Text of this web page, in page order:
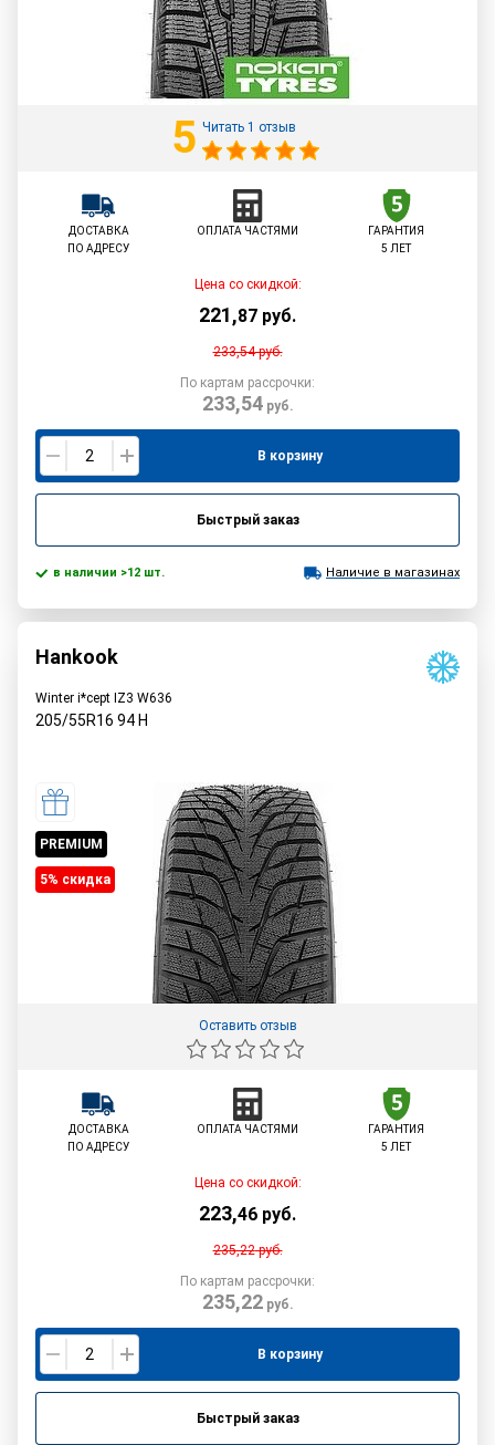
5 Читать 1 отзыв
ДОСТАВКА
ПО АДРЕСУ
ОПЛАТА ЧАСТЯМИ
ГАРАНТИЯ
5 ЛЕТ
Цена со скидкой:
221,87 руб.
233,54руб.
По картам рассрочки:
233,54руб.
В корзину
Быстрый заказ
в наличии >12 шт. Наличие в магазинах
Hankook
Winter i*cept IZ3 W636
205/55R16 94H
PREMIUM
5% cкидка
Оставить отзыв
ДОСТАВКА
ПО АДРЕСУ
ОПЛАТА ЧАСТЯМИ
ГАРАНТИЯ
5 ЛЕТ
Цена со скидкой:
223,46 руб.
235,22руб.
По картам рассрочки:
235,22руб.
В корзину
Быстрый заказ